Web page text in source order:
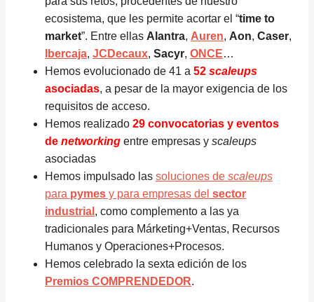
ecosistema, que les permite acortar el “time to
market”. Entre ellas Alantra, Auren, Aon, Caser,
Ibercaja, JCDecaux, Sacyr, ONCE…
Hemos evolucionado de 41 a 52 scaleups
asociadas, a pesar de la mayor exigencia de los
requisitos de acceso.
Hemos realizado 29 convocatorias y eventos
de networking entre empresas y scaleups
asociadas
Hemos impulsado las soluciones de scaleups
para pymes y para empresas del sector
industrial , como complemento a las ya
tradicionales para Márketing+Ventas, Recursos
Humanos y Operaciones+Procesos.
Hemos celebrado la sexta edición de los
Premios COMPRENDEDOR.